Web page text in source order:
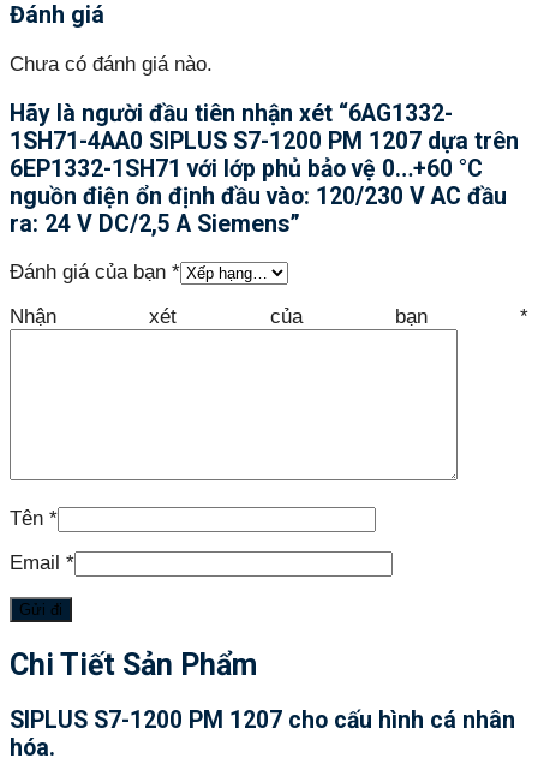
Đánh giá
Chưa có đánh giá nào.
Hãy là người đầu tiên nhận xét “6AG1332-
1SH71-4AA0 SIPLUS S7-1200 PM 1207 dựa trên
6EP1332-1SH71 với lớp phủ bảo vệ 0…+60 °C
nguồn điện ổn định đầu vào: 120/230 V AC đầu
ra: 24 V DC/2,5 A Siemens”
Đánh giá của bạn *
Nhận xét của bạn *
Tên *
Email *
Chi Tiết Sản Phẩm
SIPLUS S7-1200 PM 1207 cho cấu hình cá nhân
hóa.